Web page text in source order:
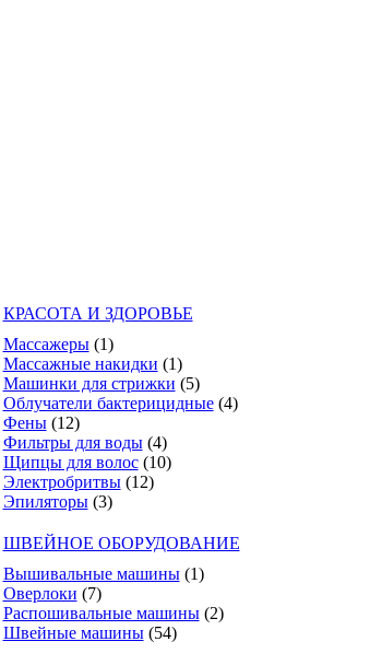
КРАСОТА И ЗДОРОВЬЕ
Массажеры (1)
Массажные накидки (1)
Машинки для стрижки (5)
Облучатели бактерицидные (4)
Фены (12)
Фильтры для воды (4)
Щипцы для волос (10)
Электробритвы (12)
Эпиляторы (3)
ШВЕЙНОЕ ОБОРУДОВАНИЕ
Вышивальные машины (1)
Оверлоки (7)
Распошивальные машины (2)
Швейные машины (54)